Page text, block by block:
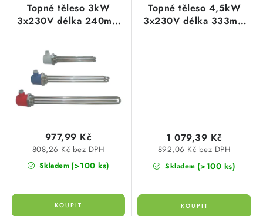
SVÍTIDLA domovní
SVÍTIDLA interiérová
SVÍTIDLA technická
NÁŘADÍ
VÝPRODEJ
Položky bez zařazené kategorie dle výrobců
Topné těleso 3kW
3x230V délka 240mm
Skladem (>100 ks)
808,26 Kč bez DPH
977,99 Kč
Topné těleso 4,5kW
3x230V délka 333mm
Skladem (>100 ks)
892,06 Kč bez DPH
1 079,39 Kč